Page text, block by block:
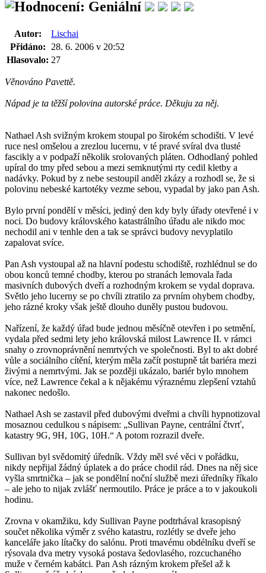
Autor:
Lischai
Přidáno:
28. 6. 2006 v 20:52
Hlasovalo: 27
Věnováno Pavettě.
Nápad je ta těžší polovina autorské práce. Děkuju za něj.
Nathael Ash svižným krokem stoupal po širokém schodišti. V levé
ruce nesl omšelou a zrezlou lucernu, v té pravé svíral dva tlusté
fascikly a v podpaží několik srolovaných pláten. Odhodlaný pohled
upíral do tmy před sebou a mezi semknutými rty cedil kletby a
nadávky. Pokud by z nebe sestoupil anděl zkázy a rozhodl se, že si
polovinu nebeské kartotéky vezme sebou, vypadal by jako pan Ash.
Bylo první pondělí v měsíci, jediný den kdy byly úřady otevřené i v
noci. Do budovy královského katastrálního úřadu ale nikdo moc
nechodil ani v tenhle den a tak se správci budovy nevyplatilo
zapalovat svíce.
Pan Ash vystoupal až na hlavní podestu schodiště, rozhlédnul se do
obou konců temné chodby, kterou po stranách lemovala řada
masivních dubových dveří a rozhodným krokem se vydal doprava.
Světlo jeho lucerny se po chvíli ztratilo za prvním ohybem chodby,
jeho rázné kroky však ještě dlouho duněly pustou budovou.
Nařízení, že každý úřad bude jednou měsíčně otevřen i po setmění,
vydala před sedmi lety jeho královská milost Lawrence II. v rámci
snahy o zrovnoprávnění nemrtvých ve společnosti. Byl to akt dobré
vůle a sociálního cítění, kterým měla začít postupně tát bariéra mezi
živými a nemrtvými. Jak se později ukázalo, bariér bylo mnohem
více, než Lawrence čekal a k nějakému výraznému zlepšení vztahů
nakonec nedošlo.
Nathael Ash se zastavil před dubovými dveřmi a chvíli hypnotizoval
mosaznou cedulkou s nápisem: „Sullivan Payne, centrální čtvrť,
katastry 9G, 9H, 10G, 10H.“ A potom rozrazil dveře.
Sullivan byl svědomitý úředník. Vždy měl své věci v pořádku,
nikdy nepřijal žádný úplatek a do práce chodil rád. Dnes na něj sice
vyšla smrtnička – jak se pondělní noční službě mezi úředníky říkalo
– ale jeho to nijak zvlášť nermoutilo. Práce je práce a to v jakoukoli
hodinu.
Zrovna v okamžiku, kdy Sullivan Payne podtrhával krasopisný
součet několika výměr z svého katastru, rozlétly se dveře jeho
kanceláře jako lítačky do salónu. Proti tmavému obdélníku dveří se
rýsovala dva metry vysoká postava šedovlasého, rozcuchaného
muže v černém kabátci. Pan Ash rázným krokem přešel až k